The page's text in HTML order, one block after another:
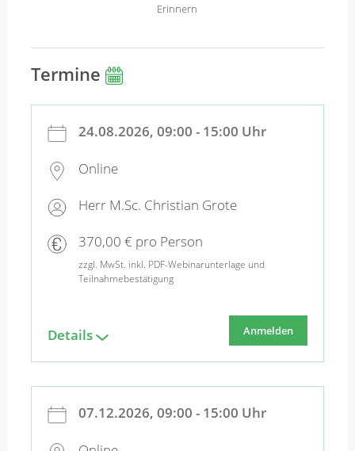
Erinnern
Termine
24.08.2026, 09:00 - 15:00 Uhr
Online
Herr M.Sc. Christian Grote
370,00 € pro Person
zzgl. MwSt. inkl. PDF-Webinarunterlage und
Teilnahmebestätigung
Details Anmelden
07.12.2026, 09:00 - 15:00 Uhr